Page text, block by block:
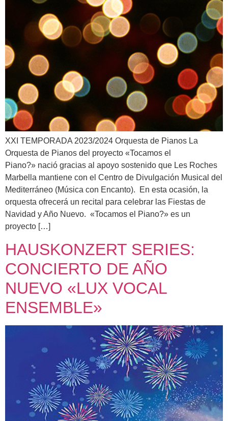
XXI TEMPORADA 2023/2024 Orquesta de Pianos La
Orquesta de Pianos del proyecto «Tocamos el
Piano?» nació gracias al apoyo sostenido que Les Roches
Marbella mantiene con el Centro de Divulgación Musical del
Mediterráneo (Música con Encanto). En esta ocasión, la
orquesta ofrecerá un recital para celebrar las Fiestas de
Navidad y Año Nuevo. «Tocamos el Piano?» es un
proyecto […]
HAUSKONZERT SERIES:
CONCIERTO DE AÑO
NUEVO «LUX VOCAL
ENSEMBLE»